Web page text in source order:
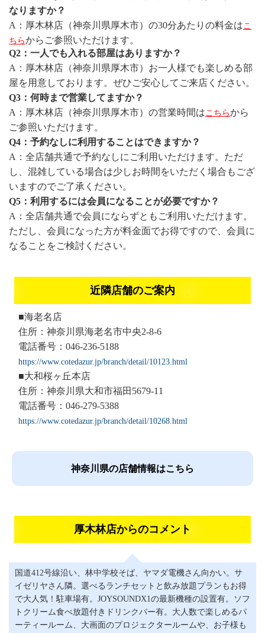
なりますか？
A：厚木林店（神奈川県厚木市） の30分あたりの料金はこ
ちらからご参照いただけます。
Q2：一人でも入れる部屋はありますか？
A： 厚木林店（神奈川県厚木市） お一人様でも楽しめる部
屋を用意しております。ぜひご安心してご来店ください。
Q3：何時まで営業してますか？
A： 厚木林店（神奈川県厚木市） の営業時間はこちらから
ご参照いただけます。
Q4：予約なしに利用することはできますか？
A：全店舗共通で予約なしにご利用いただけます。ただ
し、混雑している場合は少しお時間をいただく場合もござ
いますのでご了承ください。
Q5：利用するには会員になることが必要ですか？
A：全店舗共通で会員にならずともご利用いただけます。
ただし、会員になった方が料金面でお得ですので、会員に
なることをご検討ください。
近隣店舗のご案内
■海老名店
住所：神奈川県海老名市中央2-8-6
電話番号：046-236-5188
https://www.cotedazur.jp/branch/detail/10123.html
■大和桜ヶ丘本店
住所：神奈川県大和市福田5679-11
電話番号：046-279-5388
https://www.cotedazur.jp/branch/detail/10268.html
神奈川県の店舗情報はこちら
厚木林店からのコメント
国道412号線沿い、林中学校そば、ヤマダ電機さん向かい。サ
イゼリヤさん隣。選べるランチセットと飲み放題プランもお得
で大人気！駐車場有。JOYSOUNDX1の最新機種の設置有。ソフ
トクリーム食べ放題付きドリンクバー有。大人数で楽しめるパ
ーティールーム、大画面のプロジェクタールームや、お子様も